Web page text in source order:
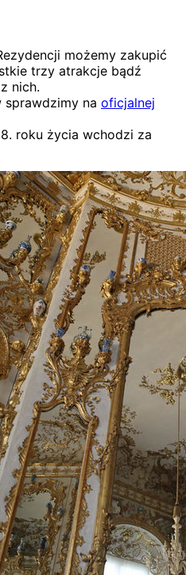
możemy zakupić
trzy atrakcje bądź
nich.
na oficjalnej
roku życia wchodzi za